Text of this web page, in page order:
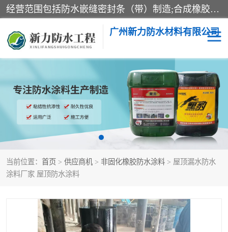
经营范围包括防水嵌缝密封条（带）制造;合成橡胶制造（监控化学品、危险化学品除外）;沥青混合物制造;防水胶粘带制造;其他合成材料制造（监控化学品、危险化学品除外）;涂料制造（监控化学品、危险化学品除外）;建筑结构防水补漏;防水建筑材料制造;粘合剂制造（监控化学品、危险化学品除外）;涂料零售;广州新力防水材料有限公司具有1处分支机构。
广州新力防水材料有限公司
当前位置： 首页 > 供应商机 > 非固化橡胶防水涂料 > 屋顶漏水防水
涂料厂家 屋顶防水涂料
黑豹防水胶 建筑108胶水
乳化沥青防水涂料 自粘卷材
非固化橡胶防水涂料